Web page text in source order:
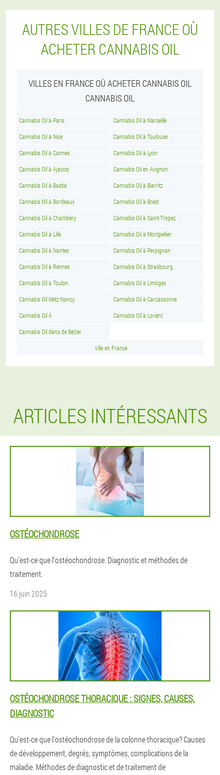
AUTRES VILLES DE FRANCE OÙ
ACHETER CANNABIS OIL
VILLES EN FRANCE OÙ ACHETER CANNABIS OIL
CANNABIS OIL
Cannabis Oil à Paris Cannabis Oil à Marseille
Cannabis Oil à Nice Cannabis Oil à Toulouse
Cannabis Oil à Cannes Cannabis Oil à Lyon
Cannabis Oil à Ajaccio Cannabis Oil en Avignon
Cannabis Oil à Bastia Cannabis Oil à Biarritz
Cannabis Oil à Bordeaux Cannabis Oil à Brest
Cannabis Oil à Chambéry Cannabis Oil à Saint-Tropez
Cannabis Oil à Lille Cannabis Oil à Montpellier
Cannabis Oil à Nantes Cannabis Oil à Perpignan
Cannabis Oil à Rennes Cannabis Oil à Strasbourg
Cannabis Oil à Toulon Cannabis Oil à Limoges
Cannabis Oil Metz-Nancy Cannabis Oil à Carcassonne
Cannabis Oil À Cannabis Oil à Lorient
Cannabis Oil dans de Bézier
Ville en France
ARTICLES INTÉRESSANTS
OSTÉOCHONDROSE
Qu'est-ce que l'ostéochondrose. Diagnostic et méthodes de
traitement.
16 juin 2025
OSTÉOCHONDROSE THORACIQUE : SIGNES, CAUSES,
DIAGNOSTIC
Qu'est-ce que l'ostéochondrose de la colonne thoracique? Causes
de développement, degrés, symptômes, complications de la
maladie. Méthodes de diagnostic et de traitement de